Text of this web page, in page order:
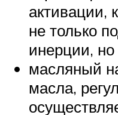
активации,
не только
инерции,
масляный
масла,